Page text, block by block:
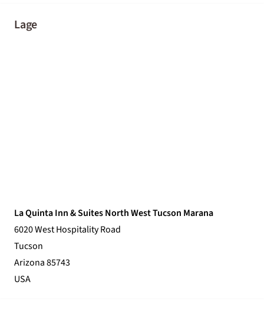
Lage
La Quinta Inn & Suites North West Tucson Marana
6020 West Hospitality Road
Tucson
Arizona 85743
USA